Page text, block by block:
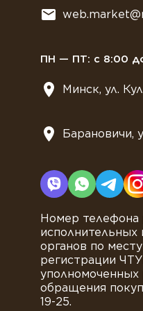
ПН — ПТ: с 8:00
Минск, ул.
Барановичи,
Номер телефона
исполнительных
органов по
регистрации
уполномоченных
обращения
19-25.